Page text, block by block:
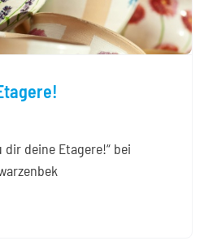
dir deine Etagere!“ bei